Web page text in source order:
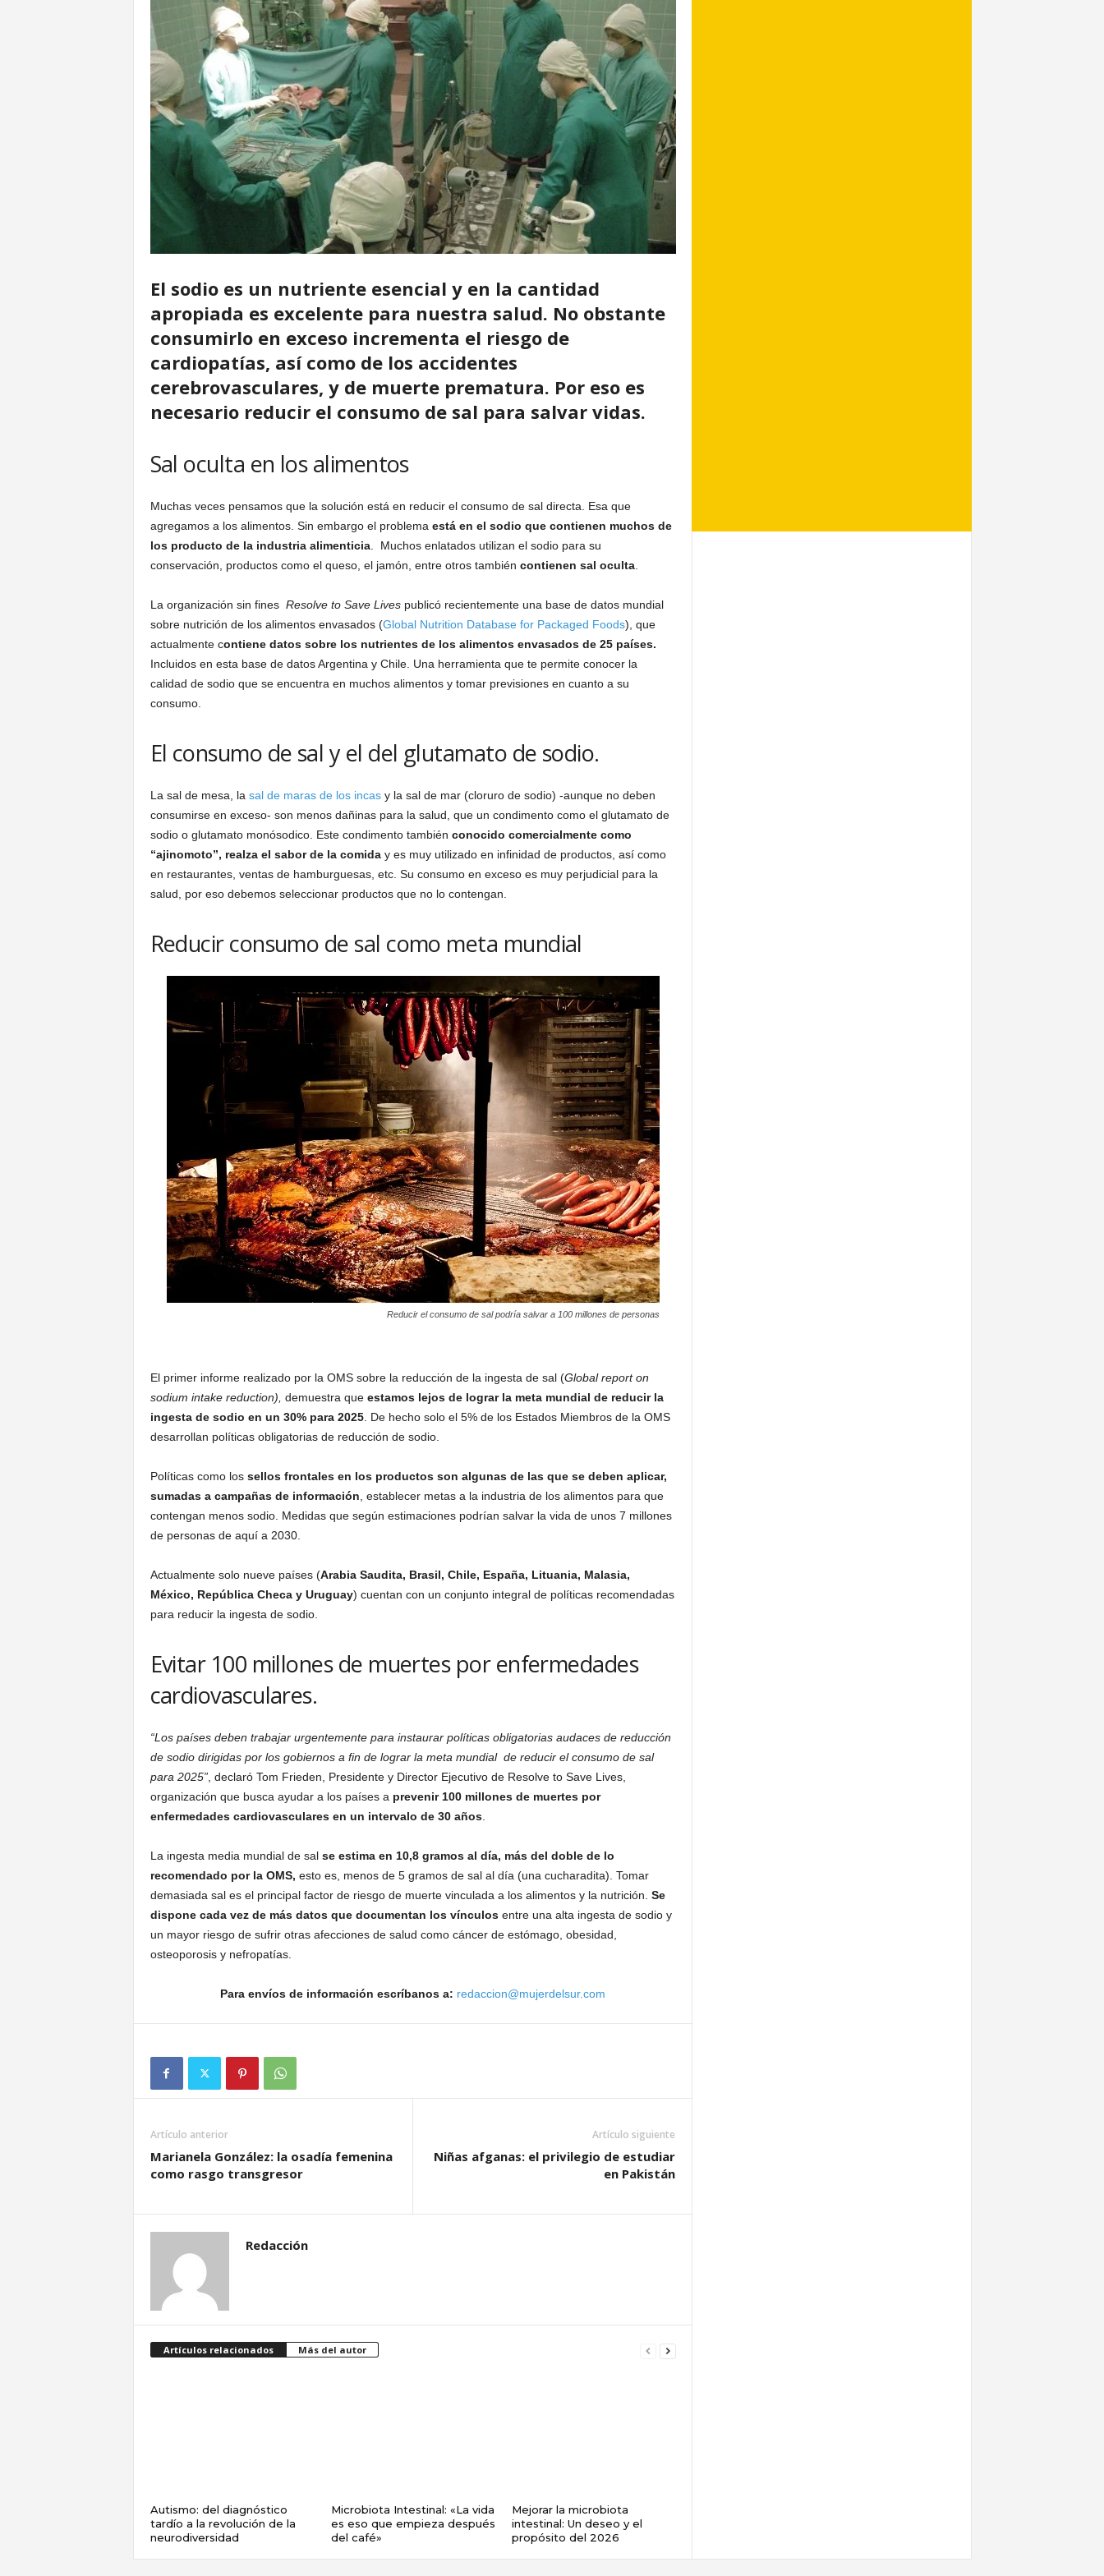
u
r
El sodio es un nutriente esencial y en la cantidad
apropiada es excelente para nuestra salud. No obstante
consumirlo en exceso incrementa el riesgo de
cardiopatías, así como de los accidentes
cerebrovasculares, y de muerte prematura. Por eso es
necesario reducir el consumo de sal para salvar vidas.
Sal oculta en los alimentos
Muchas veces pensamos que la solución está en reducir el consumo de sal directa. Esa que
agregamos a los alimentos. Sin embargo el problema está en el sodio que contienen muchos de
los producto de la industria alimenticia. Muchos enlatados utilizan el sodio para su
conservación, productos como el queso, el jamón, entre otros también contienen sal oculta.
La organización sin fines Resolve to Save Livespublicó recientemente una base de datos mundial
sobre nutrición de los alimentos envasados (Global Nutrition Database for Packaged Foods), que
actualmente contiene datos sobre los nutrientes de los alimentos envasados de 25 países.
Incluidos en esta base de datos Argentina y Chile. Una herramienta que te permite conocer la
calidad de sodio que se encuentra en muchos alimentos y tomar previsiones en cuanto a su
consumo.
El consumo de sal y el del glutamato de sodio.
La sal de mesa, la sal de maras de los incas y la sal de mar (cloruro de sodio) -aunque no deben
consumirse en exceso- son menos dañinas para la salud, que un condimento como el glutamato de
sodio o glutamato monósodico. Este condimento también conocido comercialmente como
“ajinomoto”, realza el sabor de la comida y es muy utilizado en infinidad de productos, así como
en restaurantes, ventas de hamburguesas, etc. Su consumo en exceso es muy perjudicial para la
salud, por eso debemos seleccionar productos que no lo contengan.
Reducir consumo de sal como meta mundial
Reducir el consumo de sal podría salvar a 100 millones de personas
El primer informe realizado por la OMS sobre la reducción de la ingesta de sal (Global report on
sodium intake reduction), demuestra que estamos lejos de lograr la meta mundial de reducir la
ingesta de sodio en un 30% para 2025. De hecho solo el 5% de los Estados Miembros de la OMS
desarrollan políticas obligatorias de reducción de sodio.
Políticas como lossellos frontales en los productos son algunas de las que se deben aplicar,
sumadas a campañas de información , establecer metas a la industria de los alimentos para que
contengan menos sodio. Medidas que según estimaciones podrían salvar la vida de unos 7 millones
de personas de aquí a 2030.
Actualmente solo nueve países (Arabia Saudita, Brasil, Chile, España, Lituania, Malasia,
México, República Checa y Uruguay) cuentan con un conjunto integral de políticas recomendadas
para reducir la ingesta de sodio.
Evitar 100 millones de muertes por enfermedades
cardiovasculares.
“Los países deben trabajar urgentemente para instaurar políticas obligatorias audaces de reducción
de sodio dirigidas por los gobiernos a fin de lograr la meta mundial de reducir el consumo de sal
para 2025”, declaró Tom Frieden, Presidente y Director Ejecutivo de Resolve to Save Lives,
organización que busca ayudar a los países a prevenir 100 millones de muertes por
enfermedades cardiovasculares en un intervalo de 30 años.
La ingesta media mundial de sal se estima en 10,8 gramos al día, más del doble de lo
recomendado por la OMS, esto es, menos de 5 gramos de sal al día (una cucharadita). Tomar
demasiada sal es el principal factor de riesgo de muerte vinculada a los alimentos y la nutrición. Se
dispone cada vez de más datos que documentan los vínculos entre una alta ingesta de sodio y
un mayor riesgo de sufrir otras afecciones de salud como cáncer de estómago, obesidad,
osteoporosis y nefropatías.
Para envíos de información escríbanos a: redaccion@mujerdelsur.com
Artículo anterior
Marianela González: la osadía femenina
como rasgo transgresor
Artículo siguiente
Niñas afganas: el privilegio de estudiar
en Pakistán
Redacción
Artículos relacionados Más del autor
Autismo: del diagnóstico
tardío a la revolución de la
neurodiversidad
Microbiota Intestinal: «La vida
es eso que empieza después
del café»
Mejorar la microbiota
intestinal: Un deseo y el
propósito del 2026